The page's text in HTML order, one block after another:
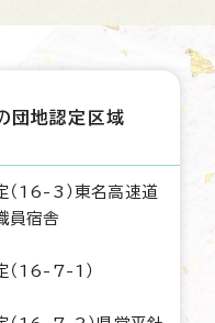
団地認定区域
（16-3）東名高速道
員宿舎
（16-7-1）